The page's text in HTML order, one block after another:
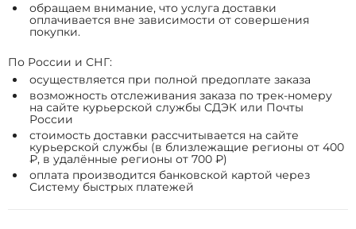
обращаем внимание, что услуга доставки
оплачивается вне зависимости от совершения
покупки.
По России и СНГ:
осуществляется при полной предоплате заказа
возможность отслеживания заказа по трек-номеру
на сайте курьерской службы СДЭК или Почты
России
стоимость доставки рассчитывается на сайте
курьерской службы (в близлежащие регионы от 400
₽, в удалённые регионы от 700 ₽)
оплата производится банковской картой через
Систему быстрых платежей